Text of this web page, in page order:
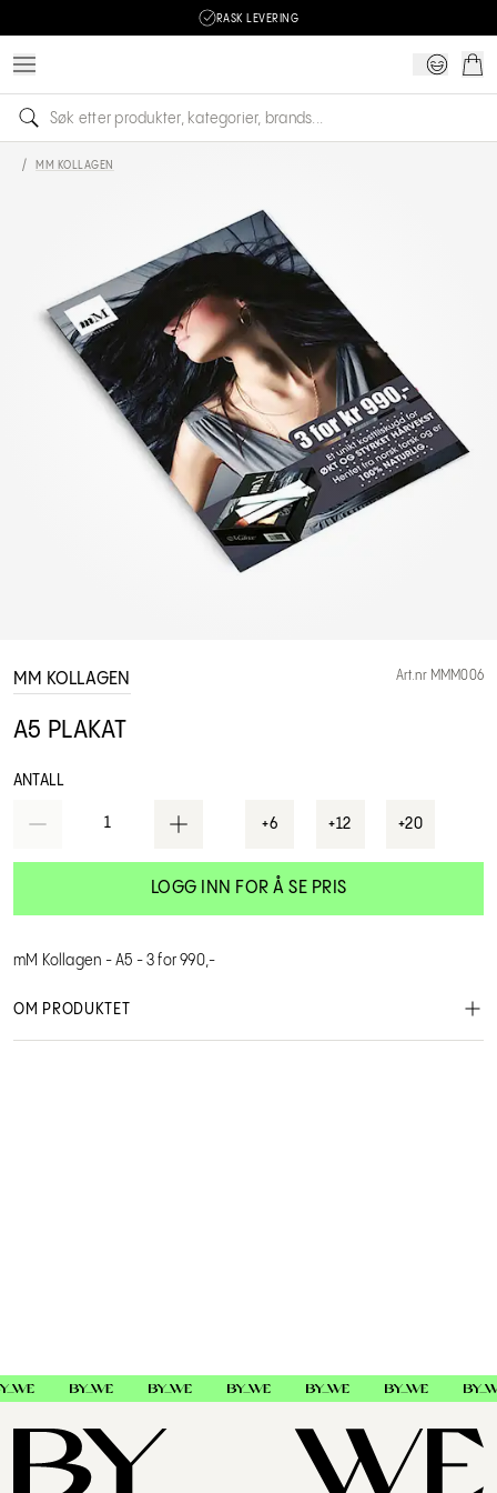
RASK LEVERING
/ MM KOLLAGEN
MM KOLLAGEN Art.nr MMM006
A5 PLAKAT
ANTALL
1 +6 +12 +20
LOGG INN FOR Å SE PRIS
mM Kollagen - A5 - 3 for 990,-
OM PRODUKTET